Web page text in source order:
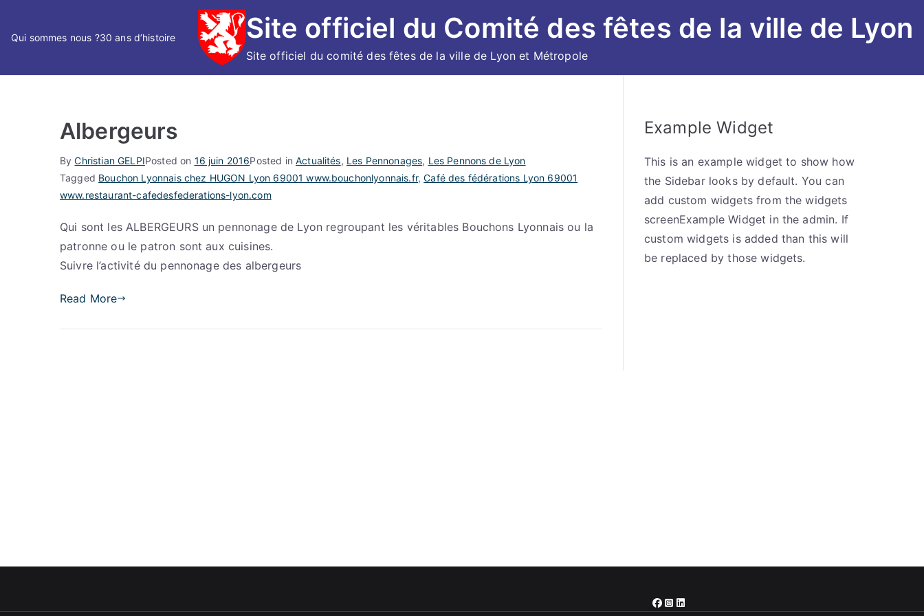
Qui sommes nous ?30 ans d’histoire Site officiel du Comité des fêtes de la ville de Lyon
Site officiel du comité des fêtes de la ville de Lyon et Métropole
Albergeurs
ByChristian GELPIPosted on 16 juin 2016Posted inActualités, Les Pennonages, Les Pennons de Lyon
Tagged Bouchon Lyonnais chez HUGON Lyon 69001 www.bouchonlyonnais.fr,Café des fédérations Lyon 69001
www.restaurant-cafedesfederations-lyon.com
Qui sont les ALBERGEURS un pennonage de Lyon regroupant les véritables Bouchons Lyonnais ou la
patronne ou le patron sont aux cuisines.
Suivre l’activité du pennonage des albergeurs
Read More
Example Widget
This is an example widget to show how
the Sidebar looks by default. You can
add custom widgets from the widgets
screenExample Widget in the admin. If
custom widgets is added than this will
be replaced by those widgets.